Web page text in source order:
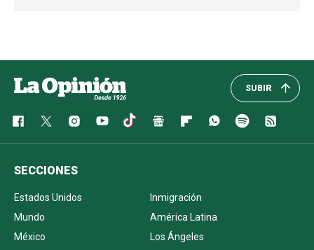
SUBIR
SECCIONES
Estados Unidos
Inmigración
Mundo
América Latina
México
Los Ángeles